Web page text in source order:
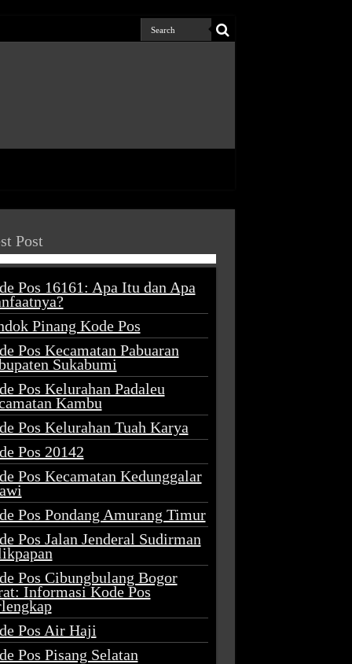
Post
Pos 16161: Apa Itu dan Apa
Pinang Kode Pos
Pos Kecamatan Pabuaran
Sukabumi
Pos Kelurahan Padaleu
Kambu
Pos Kelurahan Tuah Karya
Pos 20142
Pos Kecamatan Kedunggalar
Pos Pondang Amurang Timur
Pos Jalan Jenderal Sudirman
Pos Cibungbulang Bogor
Informasi Kode Pos
Pos Air Haji
Pos Pisang Selatan